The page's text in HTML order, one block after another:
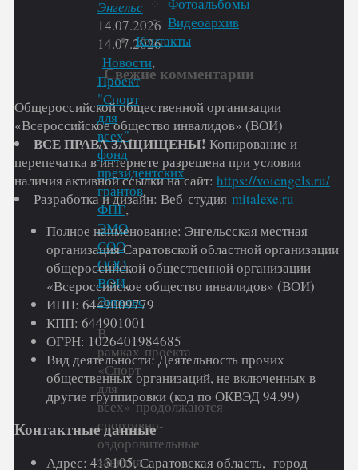
Энгельс
14.07.2026
14.07.2026
Новости,
Проект
"Спорт
для
всех",
фонд
президентских
грантов,
ФПГ,
ЭМО
СОО
ООО
ВОИ,
Энгельс
В
рамках проекта
«Спорт
для
всех» продолжаются
спортивно-
оздоровительные
занятия
Видеоархив
Контакты
Свежие комментарии
Общероссийской общественной организации
«Всероссийское общество инвалидов» (ВОИ)
ВСЕ ПРАВА ЗАЩИЩЕНЫ! Копирование и
перепечатка в интернете разрешена при условии
наличия активной ссылки на сайт: https://voiengels.ru/
Разработка и дизайн: Веб-студия mitalexe.ru
Полное наименование: Энгельсская местная
организация Саратовской областной организации
общероссийской общественной организации
«Всероссийское общество инвалидов» (ВОИ)
ИНН: 6449009779
КПП: 644901001
ОГРН: 1026401984685
Вид деятельности: Деятельность прочих
общественных организаций, не включенных в
другие группировки (код по ОКВЭД 94.99)
Контактные данные
Адрес: 413105, Саратовская область, город